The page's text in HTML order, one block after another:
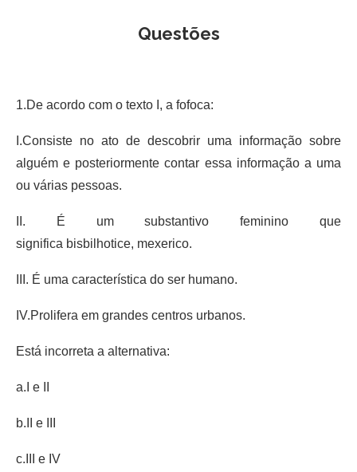
Questões
1.De acordo com o texto I, a fofoca:
I.Consiste no ato de descobrir uma informação sobre
alguém e posteriormente contar essa informação a uma
ou várias pessoas.
II. É um substantivo feminino que
significa bisbilhotice, mexerico.
III. É uma característica do ser humano.
IV.Prolifera em grandes centros urbanos.
Está incorreta a alternativa:
a.I e II
b.II e III
c.III e IV